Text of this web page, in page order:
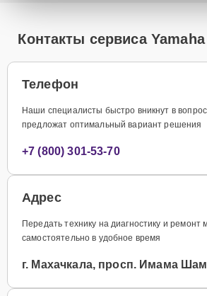
Контакты сервиса
Телефон
Наши специалисты быстро вникнут в
предложат оптимальный вариант решения
+7 (800) 301-53-70
Адрес
Передать технику на диагностику и ремонт
самостоятельно в удобное время
г. Махачкала, просп. Имама